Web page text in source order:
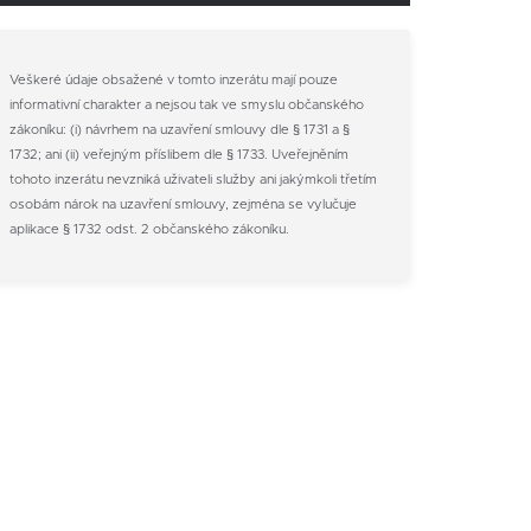
Veškeré údaje obsažené v tomto inzerátu mají pouze
informativní charakter a nejsou tak ve smyslu občanského
zákoníku: (i) návrhem na uzavření smlouvy dle § 1731 a §
1732; ani (ii) veřejným příslibem dle § 1733. Uveřejněním
tohoto inzerátu nevzniká uživateli služby ani jakýmkoli třetím
osobám nárok na uzavření smlouvy, zejména se vylučuje
aplikace § 1732 odst. 2 občanského zákoníku.